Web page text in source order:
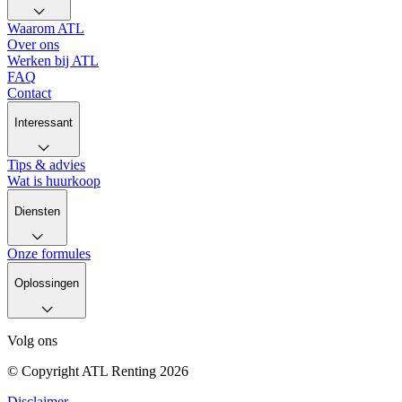
Waarom ATL
Over ons
Werken bij ATL
FAQ
Contact
Interessant
Tips & advies
Wat is huurkoop
Diensten
Onze formules
Oplossingen
Volg ons
© Copyright ATL Renting 2026